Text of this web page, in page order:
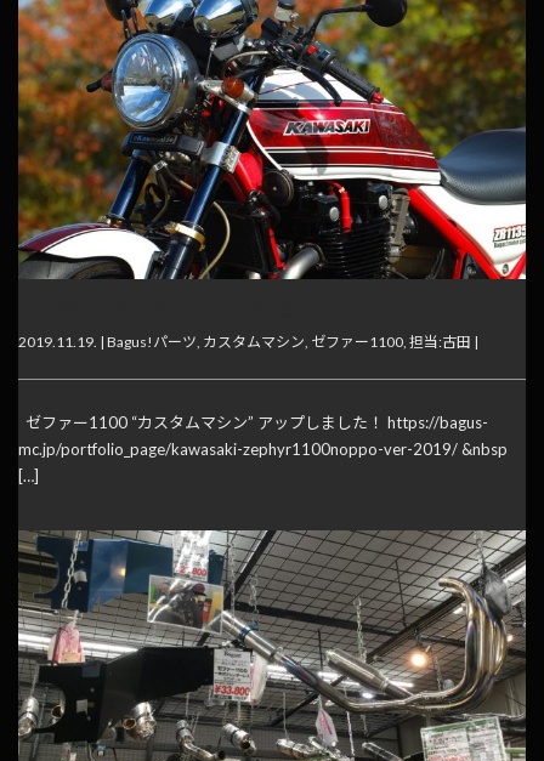
2019.11.19. | Bagus!パーツ, カスタムマシン, ゼファー1100, 担当:古田 |
ゼファー1100 “カスタムマシン” アップしました！ https://bagus-
mc.jp/portfolio_page/kawasaki-zephyr1100noppo-ver-2019/ &nbsp
[…]